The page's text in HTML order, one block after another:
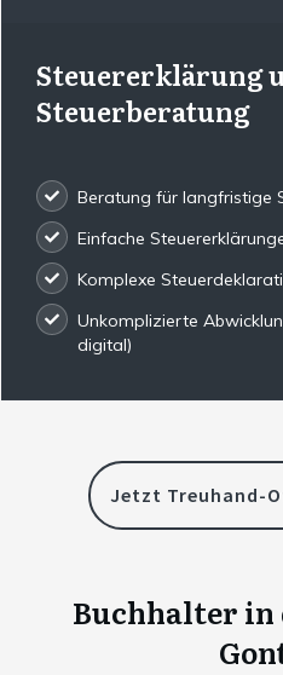
Steuererklärung
Steuerberatung
Beratung für langfristige
Einfache
Komplexe
Unkomplizierte
digital)
Jetzt Treuhand-
Buchhalter in